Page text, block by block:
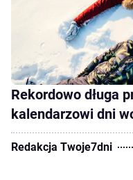
Rekordowo długa
kalendarzowi dni
Redakcja Twoje7dni